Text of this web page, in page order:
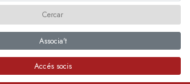
Associa't
Accés socis